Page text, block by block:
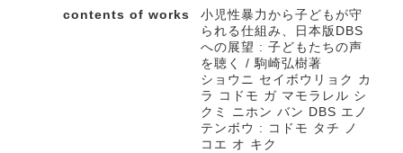
contents of works
小児性暴力から子どもが守
られる仕組み、日本版DBS
への展望 : 子どもたちの声
を聴く / 駒崎弘樹著
ショウニ セイボウリョク カ
ラ コドモ ガ マモラレル シ
クミ ニホン バン DBS エノ
テンボウ : コドモ タチ ノ
コエ オ キク